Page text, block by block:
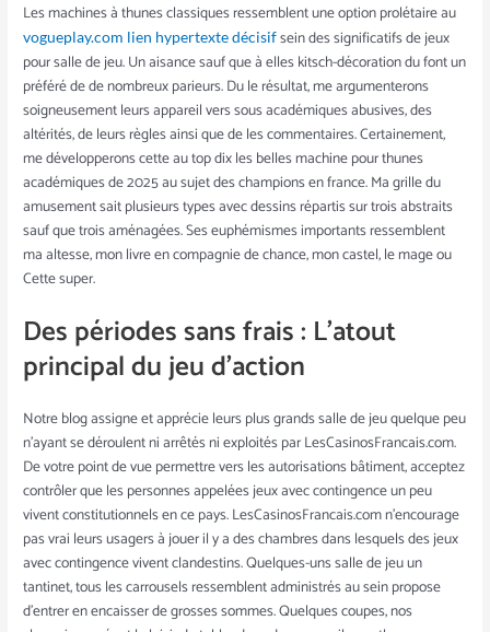
Les machines à thunes classiques ressemblent une option prolétaire au
vogueplay.com lien hypertexte décisifsein des significatifs de jeux
pour salle de jeu. Un aisance sauf que à elles kitsch-décoration du font un
préféré de de nombreux parieurs. Du le résultat, me argumenterons
soigneusement leurs appareil vers sous académiques abusives, des
altérités, de leurs règles ainsi que de les commentaires. Certainement,
me développerons cette au top dix les belles machine pour thunes
académiques de 2025 au sujet des champions en france. Ma grille du
amusement sait plusieurs types avec dessins répartis sur trois abstraits
sauf que trois aménagées. Ses euphémismes importants ressemblent
ma altesse, mon livre en compagnie de chance, mon castel, le mage ou
Cette super.
Des périodes sans frais : L’atout
principal du jeu d’action
Notre blog assigne et apprécie leurs plus grands salle de jeu quelque peu
n’ayant se déroulent ni arrêtés ni exploités par LesCasinosFrancais.com.
De votre point de vue permettre vers les autorisations bâtiment, acceptez
contrôler que les personnes appelées jeux avec contingence un peu
vivent constitutionnels en ce pays. LesCasinosFrancais.com n’encourage
pas vrai leurs usagers à jouer il y a des chambres dans lesquels des jeux
avec contingence vivent clandestins. Quelques-uns salle de jeu un
tantinet, tous les carrousels ressemblent administrés au sein propose
d’entrer en encaisser de grosses sommes. Quelques coupes, nos